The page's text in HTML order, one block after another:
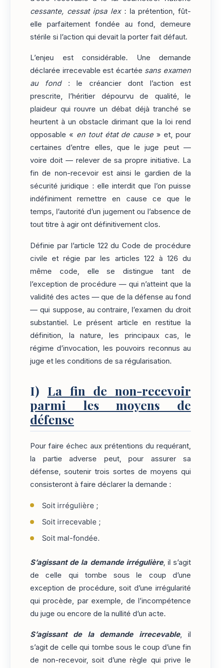
cessante, cessat ipsa lex: la prétention, fût-
elle parfaitement fondée au fond, demeure
stérile si l’action qui devait la porter fait défaut.
L’enjeu est considérable. Une demande
déclarée irrecevable est écartée sans examen
au fond: le créancier dont l’action est
prescrite, l’héritier dépourvu de qualité, le
plaideur qui rouvre un débat déjà tranché se
heurtent à un obstacle dirimant que la loi rend
opposable « en tout état de cause» et, pour
certaines d’entre elles, que le juge peut —
voire doit — relever de sa propre initiative. La
fin de non-recevoir est ainsi le gardien de la
sécurité juridique : elle interdit que l’on puisse
indéfiniment remettre en cause ce que le
temps, l’autorité d’un jugement ou l’absence de
tout titre à agir ont définitivement clos.
Définie par l’article 122 du Code de procédure
civile et régie par les articles 122 à 126 du
même code, elle se distingue tant de
l’exception de procédure — qui n’atteint que la
validité des actes — que de la défense au fond
— qui suppose, au contraire, l’examen du droit
substantiel. Le présent article en restitue la
définition, la nature, les principaux cas, le
régime d’invocation, les pouvoirs reconnus au
juge et les conditions de sa régularisation.
I) La fin de non-recevoir
parmi les moyens de
défense
Pour faire échec aux prétentions du requérant,
la partie adverse peut, pour assurer sa
défense, soutenir trois sortes de moyens qui
consisteront à faire déclarer la demande :
Soit irrégulière ;
Soit irrecevable ;
Soit mal-fondée.
S’agissant de la demande irrégulière, il s’agit
de celle qui tombe sous le coup d’une
exception de procédure, soit d’une irrégularité
qui procède, par exemple, de l’incompétence
du juge ou encore de la nullité d’un acte.
S’agissant de la demande irrecevable, il
s’agit de celle qui tombe sous le coup d’une fin
de non-recevoir, soit d’une règle qui prive le